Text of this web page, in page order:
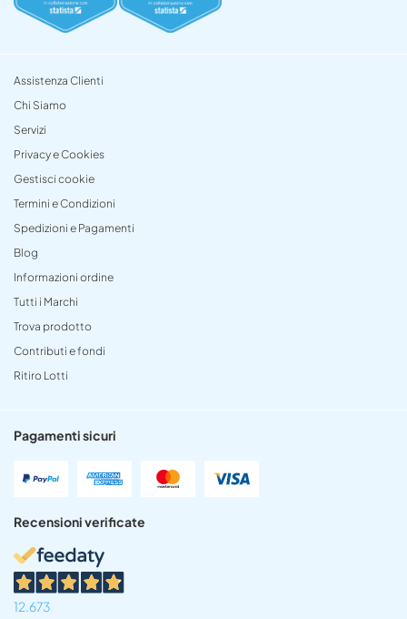
Assistenza Clienti
Chi Siamo
Servizi
Privacy e Cookies
Gestisci cookie
Termini e Condizioni
Spedizioni e Pagamenti
Blog
Informazioni ordine
Tutti i Marchi
Trova prodotto
Contributi e fondi
Ritiro Lotti
Pagamenti sicuri
Recensioni verificate
12.673